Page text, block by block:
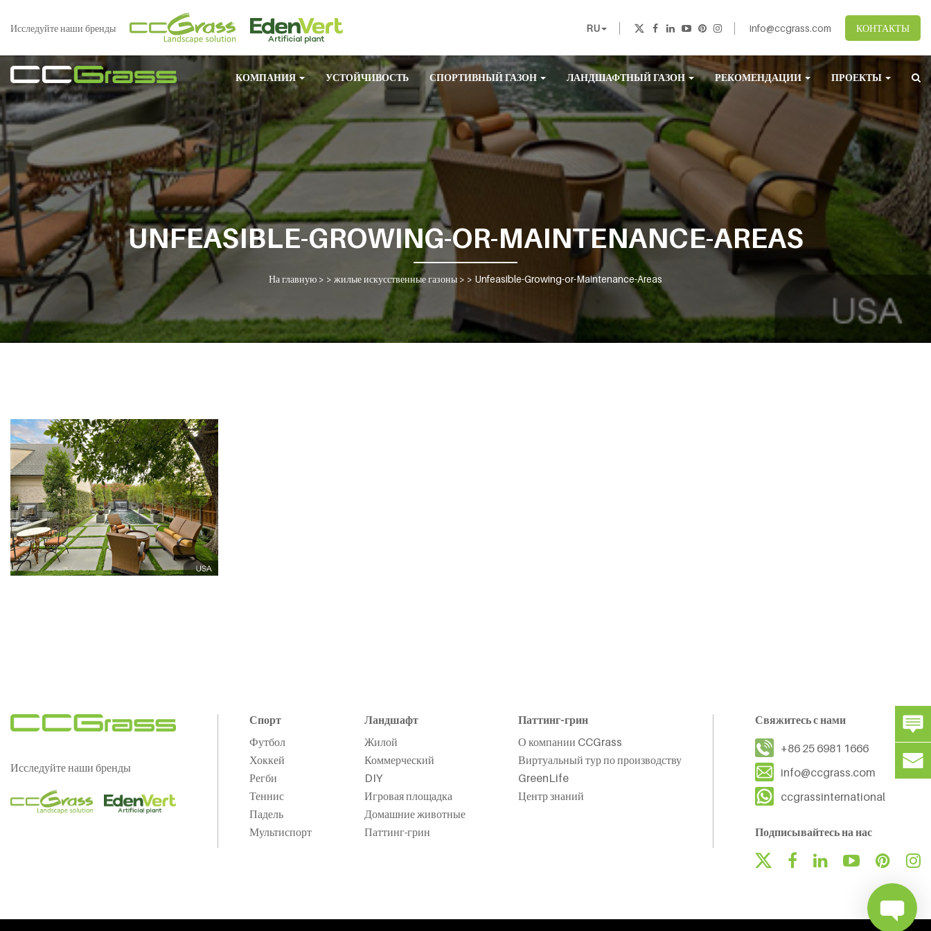
Исследуйте наши бренды RU info@ccgrass.com КОНТАКТЫ
КОМПАНИЯ УСТОЙЧИВОСТЬ СПОРТИВНЫЙ ГАЗОН ЛАНДШАФТНЫЙ ГАЗОН РЕКОМЕНДАЦИИ ПРОЕКТЫ
UNFEASIBLE-GROWING-OR-MAINTENANCE-AREAS
На главную > > жилые искусственные газоны > > Unfeasible-Growing-or-Maintenance-Areas
Исследуйте наши бренды
Спорт
Футбол
Хоккей
Регби
Теннис
Падель
Мультиспорт
Ландшафт
Жилой
Коммерческий
DIY
Игровая площадка
Домашние животные
Паттинг-грин
Паттинг-грин
О компании CCGrass
Виртуальный тур по производству
GreenLife
Центр знаний
Свяжитесь с нами
+86 25 6981 1666
info@ccgrass.com
ccgrassinternational
Подписывайтесь на нас